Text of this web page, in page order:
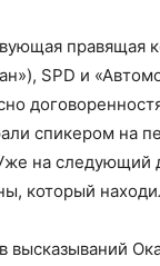
правящая
SPD и
спикером на
на следующий
который
высказываний